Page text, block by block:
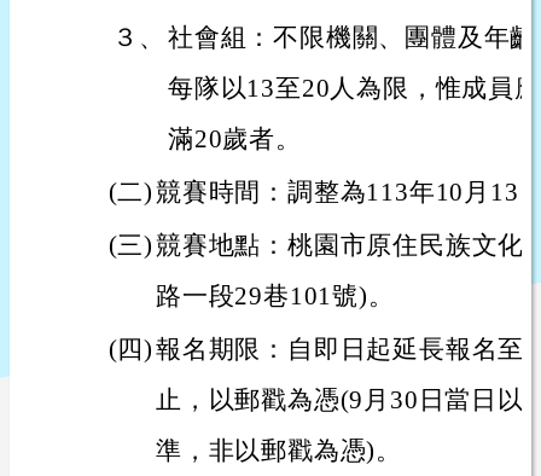
３、 社會組：不限機關、團體及年
每隊以13至20人為限，惟成員
滿20歲者。
(二)競賽時間：調整為113年10月13
(三)競賽地點：桃園市原住民族文化
路一段29巷101號)。
(四)報名期限：自即日起延長報名至
止，以郵戳為憑(9月30日當日以
準，非以郵戳為憑)。